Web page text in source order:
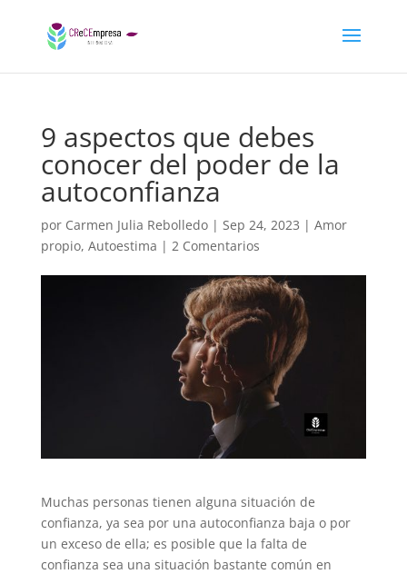
9 aspectos que debes
conocer del poder de la
autoconfianza
por Carmen Julia Rebolledo| Sep 24, 2023 | Amor
propio, Autoestima | 2 Comentarios
Muchas personas tienen alguna situación de
confianza, ya sea por una autoconfianza baja o por
un exceso de ella; es posible que la falta de
confianza sea una situación bastante común en